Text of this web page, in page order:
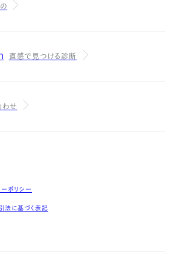
直感で見つける診断
わせ
ーポリシー
法に基づく表記